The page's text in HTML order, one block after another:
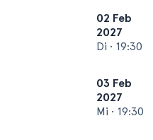
02 Feb
2027
Di • 19:30
03 Feb
2027
Mi • 19:30